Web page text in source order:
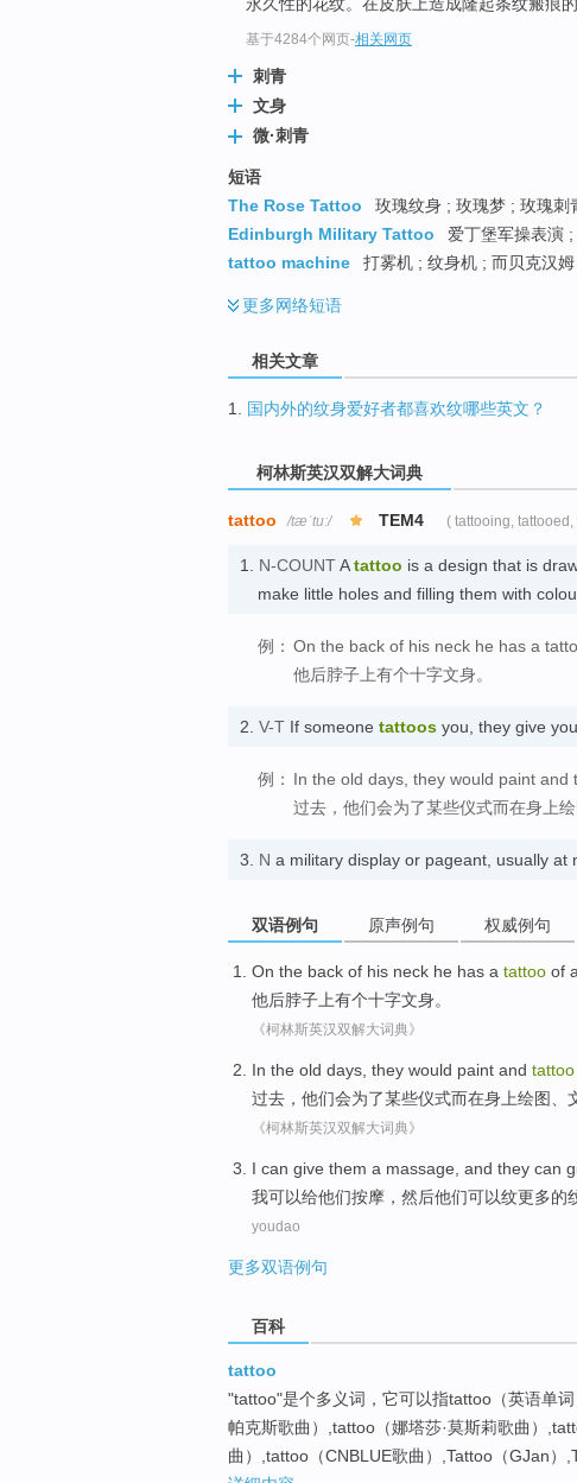
基于4284个网页-相关网页
刺青
文身
微·刺青
短语
The Rose Tattoo
玫瑰纹身 ; 玫瑰梦 ; 玫瑰刺
Edinburgh Military Tattoo
爱丁堡军操表演
tattoo machine
打雾机 ; 纹身机 ; 而贝克汉
更多网络短语
相关文章
1. 国内外的纹身爱好者都喜欢纹哪些英文？
柯林斯英汉双解大词典
tattoo /tæˈtuː/ TEM4 ( tattooing, tattooed,
1. N-COUNTAtattoo is a design that is
make little holes and filling them with
例： On the back of his neck he has a
他后脖子上有个十字文身。
2. V-T If someone tattoos you, they give
例： In the old days, they would paint and
过去，他们会为了某些仪式而在身上绘
3. N a military display or pageant, usually at
双语例句 原声例句 权威例句
On the back of his neck he has a tattoo of
他后脖子上有个十字文身。
《柯林斯英汉双解大词典》
In the old days, they would paint and tattoo
过去 ， 他们会为了某些仪式而在身上绘图
《柯林斯英汉双解大词典》
I can give them a massage and they can
我可以给他们按摩 ， 然后他们可以纹更多的
youdao
更多双语例句
百科
tattoo
"tattoo"是个多义词，它可以指tattoo（英语单
帕克斯歌曲）,tattoo（娜塔莎·莫斯莉歌曲）
曲）,tattoo（CNBLUE歌曲）,Tattoo（GJan）